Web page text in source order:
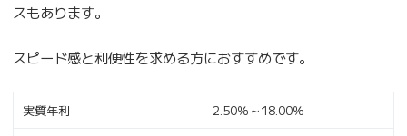
スもあります。
スピード感と利便性を求める方におすすめです。
実質年利 2.50％～18.00％